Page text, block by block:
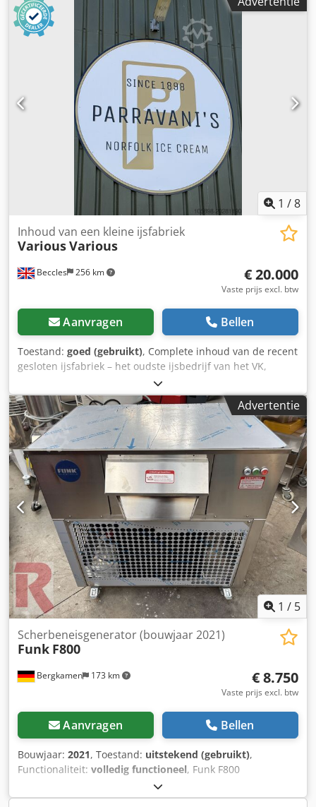
1 /8
Beccles 256 km
Inhoud van een kleine ijsfabriek
VariousVarious
€ 20.000
Vaste prijs excl. btw
Aanvragen Bellen
Toestand: goed (gebruikt), Complete inhoud van de recent
gesloten ijsfabriek – het oudste ijsbedrijf van het VK,
Parravani's. Crjdjxm S Nhjpfx Afiof
Advertentie
1 / 5
Bergkamen 173 km
Scherbeneisgenerator (bouwjaar 2021)
Funk F800
€ 8.750
Vaste prijs excl. btw
Aanvragen Bellen
Bouwjaar: 2021, Toestand: uitstekend (gebruikt),
Functionaliteit: volledig functioneel, Funk F800
Schilferijsmachine, bouwjaar 2021, voor circa 700 tot 800
kg ijsproductie in 24 uur. De machine is slechts ongeveer 3